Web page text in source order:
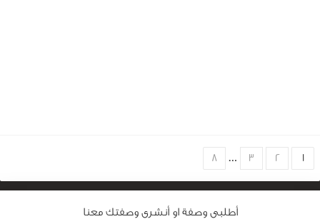
أطلبى وصفة او أنشرى وصفتك معنا
Choose
page
1
2
3
…
8